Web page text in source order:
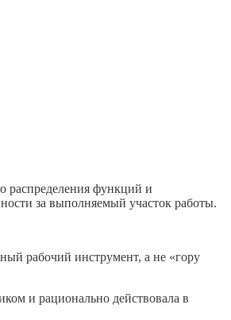
распределения функций и
за выполняемый участок работы.
рабочий инструмент, а не «гору
и рационально действовала в